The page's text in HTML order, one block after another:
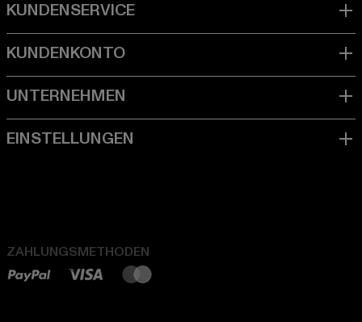
ZAHLUNGSMETHODEN